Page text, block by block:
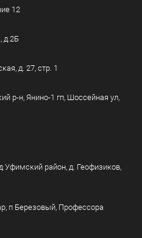
12
д.2Б
д. 27, стр. 1
р-н, Янино-1 гп, Шоссейная ул,
Уфимский район, д. Геофизиков,
п Березовый, Профессора